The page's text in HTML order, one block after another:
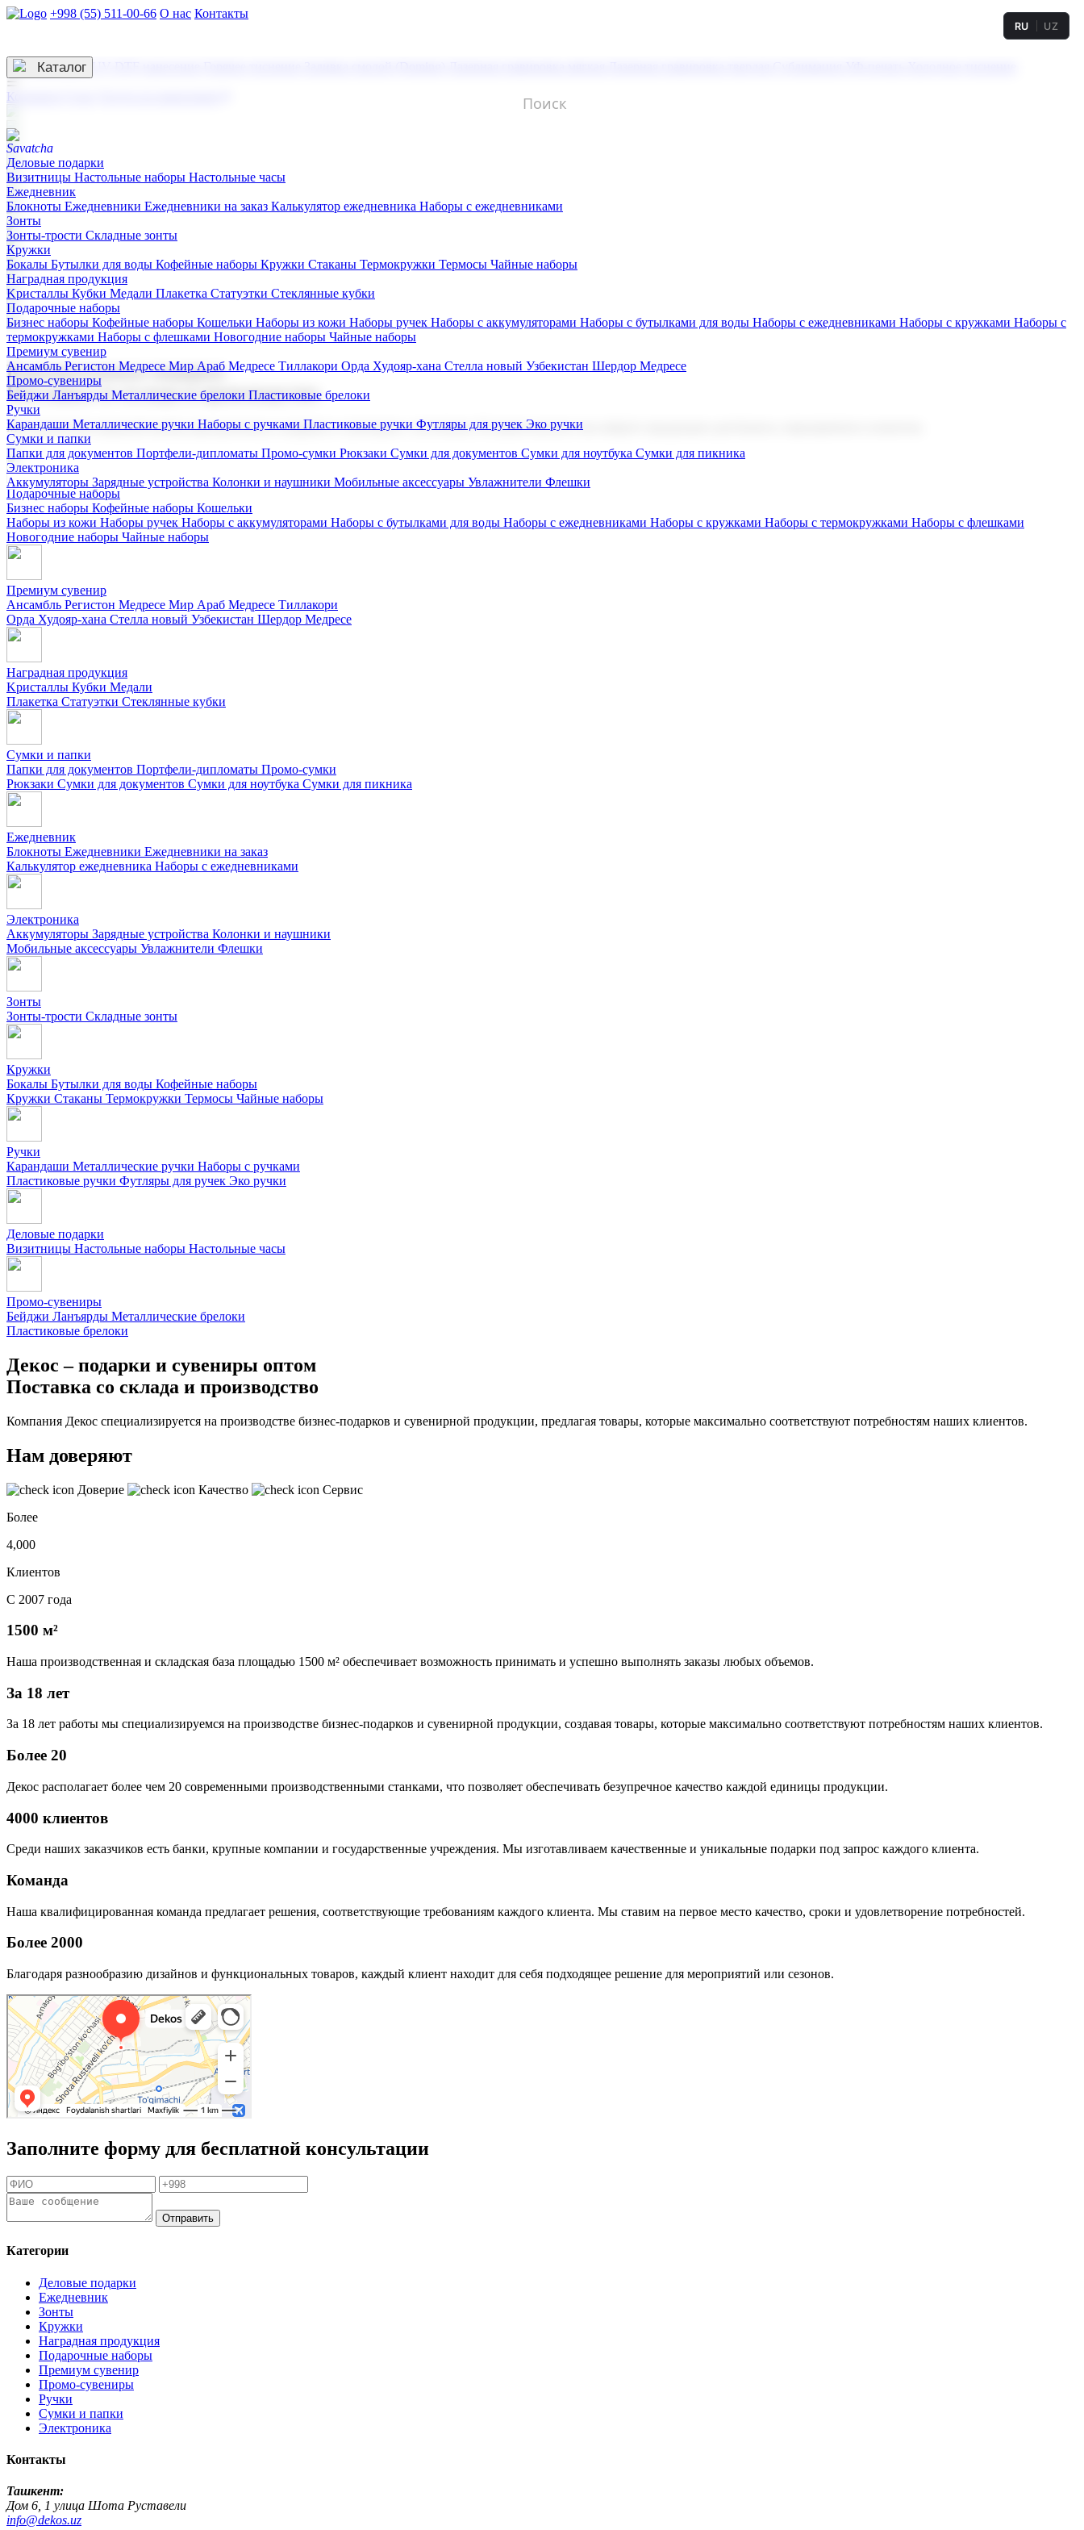
+998 (55) 511-00-66 О нас Контакты
3D гравировка
RU UZ
☰
Контакты
Каталог
Деловые подарки
Визитницы Настольные наборы Настольные часы
Ежедневник
Блокноты Ежедневники Ежедневники на заказ Калькулятор ежедневника Наборы с ежедневниками
Зонты
Зонты-трости Складные зонты
Кружки
Бокалы Бутылки для воды Кофейные наборы Кружки Стаканы Термокружки Термосы Чайные наборы
Наградная продукция
Kристаллы Кубки Медали Плакетка Статуэтки Стеклянные кубки
Подарочные наборы
Бизнес наборы Кофейные наборы Кошельки Наборы из кожи Наборы ручек Наборы с аккумуляторами Наборы с бутылками для воды Наборы с ежедневниками Наборы с кружками Наборы с
термокружками Наборы с флешками Новогодние наборы Чайные наборы
Премиум сувенир
Ансамбль Регистон Медресе Мир Араб Медресе Тиллакори Орда Худояр-хана Стелла новый Узбекистан Шердор Медресе
Промо-сувениры
Бейджи Ланъярды Металлические брелоки Пластиковые брелоки
Ручки
Карандаши Металлические ручки Наборы с ручками Пластиковые ручки Футляры для ручек Эко ручки
Сумки и папки
Папки для документов Портфели-дипломаты Промо-сумки Рюкзаки Сумки для документов Сумки для ноутбука Сумки для пикника
Электроника
Аккумуляторы Зарядные устройства Колонки и наушники Мобильные аксессуары Увлажнители Флешки
Корпоративные подарки
Поставка со склада и производство
Мы предлагаем широкий выбор корпоративных подарков и сувениров с логотипом. В нашем каталоге вы найдете продукцию для бизнеса, мероприятия и клиентов.
Подарочные наборы
Бизнес наборы Кофейные наборы Кошельки
Наборы из кожи Наборы ручек Наборы с аккумуляторами Наборы с бутылками для воды Наборы с ежедневниками Наборы с кружками Наборы с термокружками Наборы с флешками
Новогодние наборы Чайные наборы
Премиум сувенир
Ансамбль Регистон Медресе Мир Араб Медресе Тиллакори
Орда Худояр-хана Стелла новый Узбекистан Шердор Медресе
Наградная продукция
Kристаллы Кубки Медали
Плакетка Статуэтки Стеклянные кубки
Сумки и папки
Папки для документов Портфели-дипломаты Промо-сумки
Рюкзаки Сумки для документов Сумки для ноутбука Сумки для пикника
Ежедневник
Блокноты Ежедневники Ежедневники на заказ
Калькулятор ежедневника Наборы с ежедневниками
Электроника
Аккумуляторы Зарядные устройства Колонки и наушники
Мобильные аксессуары Увлажнители Флешки
Зонты
Зонты-трости Складные зонты
Кружки
Бокалы Бутылки для воды Кофейные наборы
Кружки Стаканы Термокружки Термосы Чайные наборы
Ручки
Карандаши Металлические ручки Наборы с ручками
Пластиковые ручки Футляры для ручек Эко ручки
Деловые подарки
Визитницы Настольные наборы Настольные часы
Промо-сувениры
Бейджи Ланъярды Металлические брелоки
Пластиковые брелоки
Декос – подарки и сувениры оптом
Поставка со склада и производство
Компания Декос специализируется на производстве бизнес-подарков и сувенирной продукции, предлагая товары, которые максимально соответствуют потребностям наших клиентов.
Нам доверяют
Доверие Качество
Сервис
Более
4,000
Клиентов
С 2007 года
1500 м²
Наша производственная и складская база площадью 1500 м² обеспечивает возможность принимать и успешно выполнять заказы любых объемов.
За 18 лет
За 18 лет работы мы специализируемся на производстве бизнес-подарков и сувенирной продукции, создавая товары, которые максимально соответствуют потребностям наших клиентов.
Более 20
Декос располагает более чем 20 современными производственными станками, что позволяет обеспечивать безупречное качество каждой единицы продукции.
4000 клиентов
Среди наших заказчиков есть банки, крупные компании и государственные учреждения. Мы изготавливаем качественные и уникальные подарки под запрос каждого клиента.
Команда
Наша квалифицированная команда предлагает решения, соответствующие требованиям каждого клиента. Мы ставим на первое место качество, сроки и удовлетворение потребностей.
Более 2000
Благодаря разнообразию дизайнов и функциональных товаров, каждый клиент находит для себя подходящее решение для мероприятий или сезонов.
Заполните форму для бесплатной консультации
Отправить
Категории
Деловые подарки
Ежедневник
Зонты
Кружки
Наградная продукция
Подарочные наборы
Премиум сувенир
Промо-сувениры
Ручки
Сумки и папки
Электроника
Контакты
Ташкент:
Дом 6, 1 улица Шота Руставели
info@dekos.uz